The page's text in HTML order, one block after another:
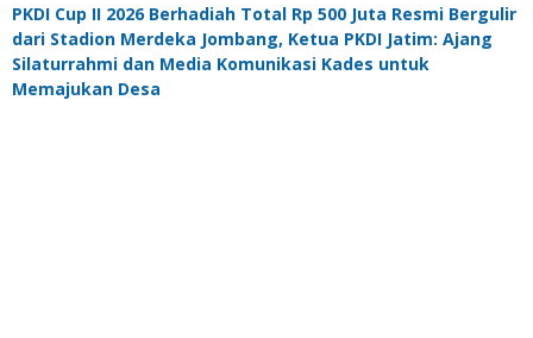
PKDI Cup II 2026 Berhadiah Total Rp 500 Juta Resmi Bergulir
dari Stadion Merdeka Jombang, Ketua PKDI Jatim: Ajang
Silaturrahmi dan Media Komunikasi Kades untuk
Memajukan Desa